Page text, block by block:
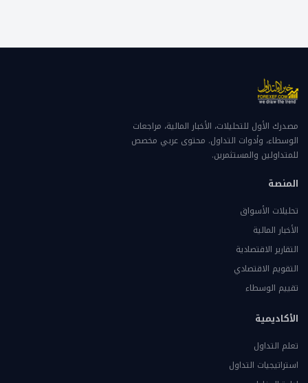
مصدرك الأول للتحليلات، الأخبار المالية، مراجعات
الوسطاء، وأدوات التداول. محتوى عربي مخصص
للمتداولين والمستثمرين.
المنصة
تحليلات الأسواق
الأخبار المالية
التقارير الاقتصادية
التقويم الاقتصادي
تقييم الوسطاء
الأكاديمية
تعلم التداول
استراتيجيات التداول